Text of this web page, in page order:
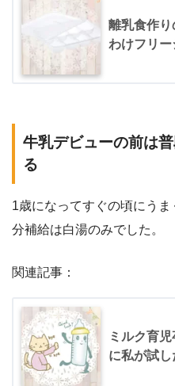
離乳食作
わけフリ
牛乳デビューの前は
る
1歳になってすぐの頃にう
分補給は白湯のみでした。
関連記事：
ミルク育
に私が試し